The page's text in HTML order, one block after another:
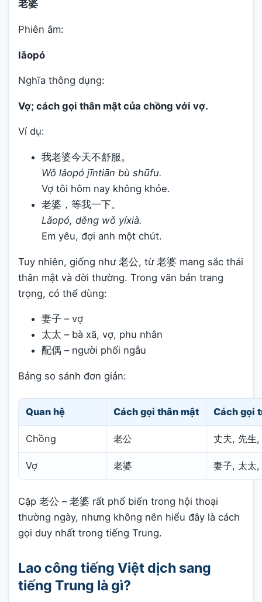
老婆
Phiên âm:
lǎopó
Nghĩa thông dụng:
Vợ; cách gọi thân mật của chồng với vợ.
Ví dụ:
我老婆今天不舒服。
Wǒ lǎopó jīntiān bù shūfu.
Vợ tôi hôm nay không khỏe.
老婆，等我一下。
Lǎopó, děng wǒ yíxià.
Em yêu, đợi anh một chút.
Tuy nhiên, giống như 老公, từ 老婆 mang sắc thái
thân mật và đời thường. Trong văn bản trang
trọng, có thể dùng:
妻子 – vợ
太太 – bà xã, vợ, phu nhân
配偶 – người phối ngẫu
Bảng so sánh đơn giản:
Quan hệ Cách gọi thân mật Cách gọi
Chồng 老公 丈夫, 先生,
Vợ 老婆 妻子, 太太,
Cặp 老公 – 老婆 rất phổ biến trong hội thoại
thường ngày, nhưng không nên hiểu đây là cách
gọi duy nhất trong tiếng Trung.
Lao công tiếng Việt dịch sang
tiếng Trung là gì?